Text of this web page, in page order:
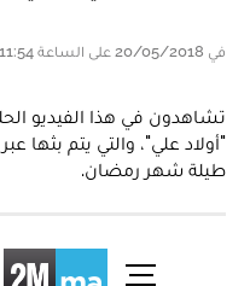
في 20/05/2018 على الساعة 11:54
تشاهدون في هذا الفيديو
"أولاد علي"، والتي يتم بثها
طيلة شهر رمضان.